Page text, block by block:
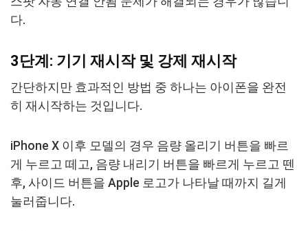
다.
3단계: 기기 재시작 및 강제 재시작
간단하지만 효과적인 방법 중 하나는 아이폰을 완전
히 재시작하는 것입니다.
iPhone X 이후 모델의 경우 음량 올리기 버튼을 빠르
게 누르고 떼고, 음량 내리기 버튼을 빠르게 누르고 뗀
후, 사이드 버튼을 Apple 로고가 나타날 때까지 길게
눌러줍니다.